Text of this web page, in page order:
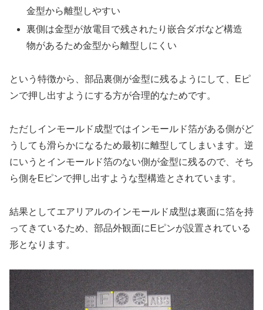
金型から離型しやすい
裏側は金型が放電目で残されたり嵌合ダボなど構造
物があるため金型から離型しにくい
という特徴から、部品裏側が金型に残るようにして、Eピ
ンで押し出すようにする方が合理的なためです。
ただしインモールド成型ではインモールド箔がある側がど
うしても滑らかになるため最初に離型してしまいます。逆
にいうとインモールド箔のない側が金型に残るので、そち
ら側をEピンで押し出すような型構造とされています。
結果としてエアリアルのインモールド成型は裏面に箔を持
ってきているため、部品外観面にEピンが設置されている
形となります。